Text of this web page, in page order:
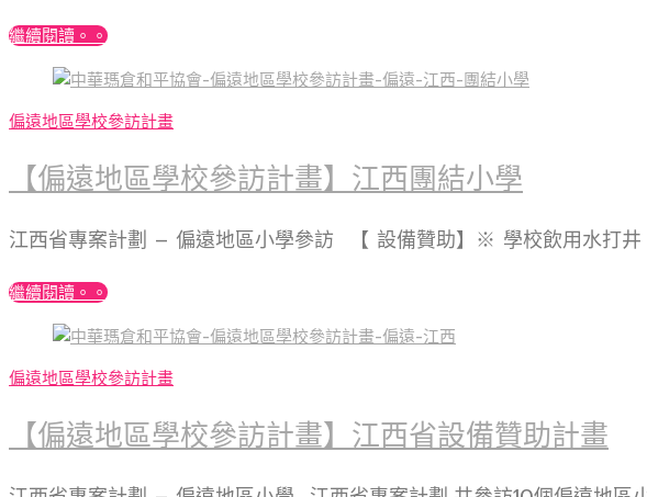
繼續閱讀。。
偏遠地區學校參訪計畫
【偏遠地區學校參訪計畫】江西團結小學
江西省專案計劃 – 偏遠地區小學參訪 【 設備贊助】※ 學校飲用水打
繼續閱讀。。
偏遠地區學校參訪計畫
【偏遠地區學校參訪計畫】江西省設備贊助計畫